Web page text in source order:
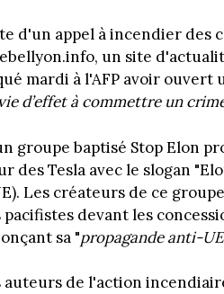
d'un appel à incendier des
un site
mardi à l'AFP avoir ouvert
d’effet à commettre un
groupe baptisé Stop Elon
des Tesla avec le slogan
Les créateurs de ce
devant les
sa "propagande anti-UE
auteurs de l'action